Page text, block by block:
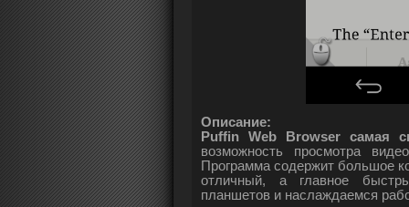
Описание:
Puffin Web Browser самая
возможность просмотра
Программа содержит большое
отличный, а главное
планшетов и наслаждаемся